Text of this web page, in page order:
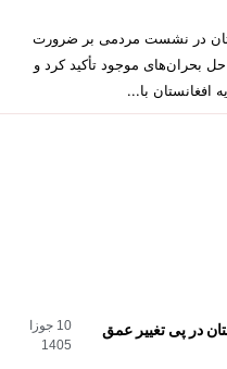
در نشست مردمی بر ضرورت
بحران‌های موجود تأکید کرد و
با...
در پی تغییر عمق
10 جوزا
1405